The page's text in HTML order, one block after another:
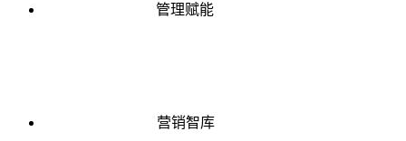
管理赋能
营销智库